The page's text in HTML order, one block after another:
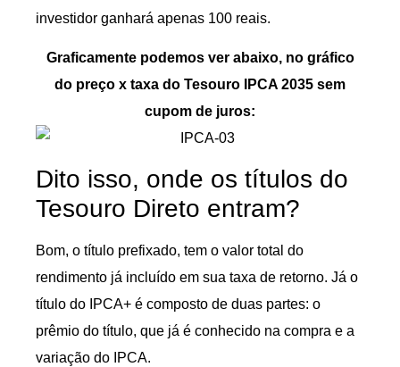
investidor ganhará apenas 100 reais.
Graficamente podemos ver abaixo, no gráfico
do preço x taxa do Tesouro IPCA 2035 sem
cupom de juros:
Dito isso, onde os títulos do
Tesouro Direto entram?
Bom, o título prefixado, tem o valor total do
rendimento já incluído em sua taxa de retorno. Já o
título do IPCA+ é composto de duas partes: o
prêmio do título, que já é conhecido na compra e a
variação do IPCA.